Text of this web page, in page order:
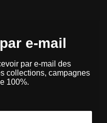
e-mail
par e-mail des
collections, campagnes
100%.